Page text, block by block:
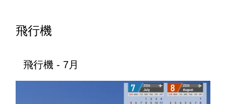
飛行機
飛行機 - 7月